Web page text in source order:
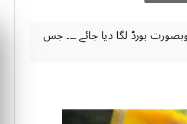
بورڈ لگا دیا جائے ۔۔۔ جس